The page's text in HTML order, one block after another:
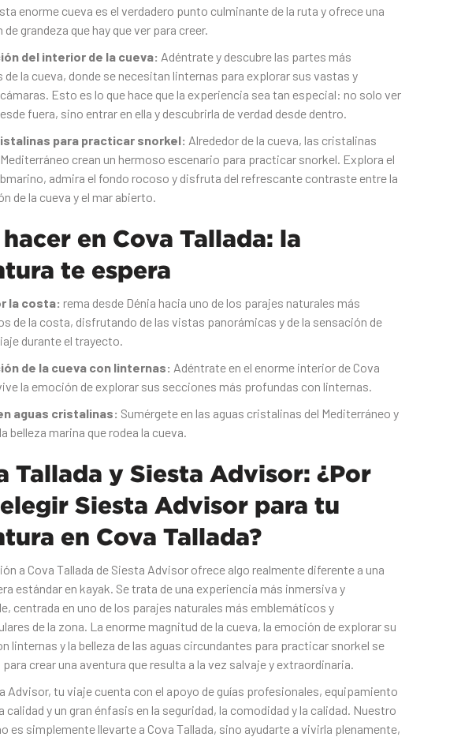
enorme cueva es el verdadero punto culminante de la ruta y ofrece una
grandeza que hay que ver para creer.
del interior de la cueva: Adéntrate y descubre las partes más
de la cueva, donde se necesitan linternas para explorar sus vastas y
Esto es lo que hace que la experiencia sea tan especial: no solo ver
fuera, sino entrar en ella y descubrirla de verdad desde dentro.
para practicar snorkel: Alrededor de la cueva, las cristalinas
crean un hermoso escenario para practicar snorkel. Explora el
admira el fondo rocoso y disfruta del refrescante contraste entre la
de la cueva y el mar abierto.‍
en Cova Tallada: la
te espera
la costa: rema desde Dénia hacia uno de los parajes naturales más
de la costa, disfrutando de las vistas panorámicas y de la sensación de
durante el trayecto.
de la cueva con linternas: Adéntrate en el enorme interior de Cova
la emoción de explorar sus secciones más profundas con linternas.
aguas cristalinas: Sumérgete en las aguas cristalinas del Mediterráneo y
belleza marina que rodea la cueva.‍
Tallada y Siesta Advisor: ¿Por
Siesta Advisor para tu
en Cova Tallada?
a Cova Tallada de Siesta Advisor ofrece algo realmente diferente a una
estándar en kayak. Se trata de una experiencia más inmersiva y
centrada en uno de los parajes naturales más emblemáticos y
de la zona. La enorme magnitud de la cueva, la emoción de explorar su
linternas y la belleza de las aguas circundantes para practicar snorkel se
crear una aventura que resulta a la vez salvaje y extraordinaria.
Advisor, tu viaje cuenta con el apoyo de guías profesionales, equipamiento
calidad y un gran énfasis en la seguridad, la comodidad y la calidad. Nuestro
es simplemente llevarte a Cova Tallada, sino ayudarte a vivirla plenamente,